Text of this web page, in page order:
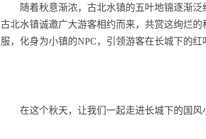
随着秋意渐浓，古北水镇的五叶地锦逐渐
古北水镇诚邀广大游客相约而来，共赏这绚烂
服，化身为小镇的NPC，引领游客在长城下的红
在这个秋天，让我们一起走进长城下的国